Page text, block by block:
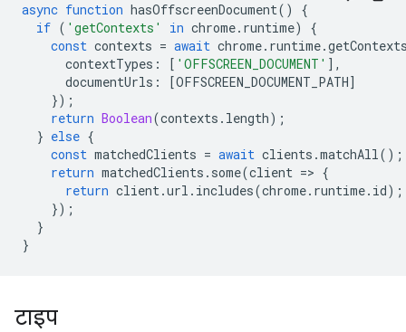
async function hasOffscreenDocument()
{
if ( 'getContexts' in chrome. runtime)
{
const contexts = await chrome. runtime.
contextTypes : [ 'OFFSCREEN_DOCUMENT' ],
documentUrls : [OFFSCREEN_DOCUMENT_PATH]
});
return Boolean(contexts . length);
} else {
const matchedClients = await clients .matchAll();
return matchedClients . some(client => {
return client.url . includes(chrome. runtime. id);
});
}
}
टाइप